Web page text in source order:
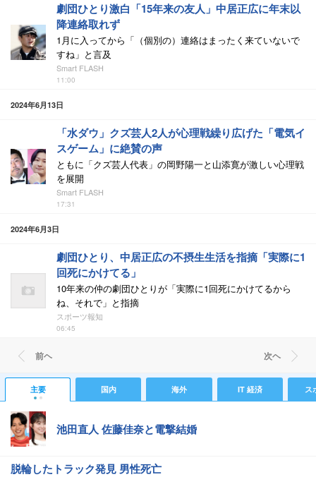
劇団ひとり激白「15年来の友人」中居正広に年末以
降連絡取れず
1月に入ってから「（個別の）連絡はまったく来ていないで
すね」と言及
Smart FLASH
11:00
2024年6月13日
「水ダウ」クズ芸人2人が心理戦繰り広げた「電気イ
スゲーム」に絶賛の声
ともに「クズ芸人代表」の岡野陽一と山添寛が激しい心理戦
を展開
Smart FLASH
17:31
2024年6月3日
劇団ひとり、中居正広の不摂生生活を指摘「実際に1
回死にかけてる」
10年来の仲の劇団ひとりが「実際に1回死にかけてるから
ね、それで」と指摘
スポーツ報知
06:45
前ヘ 次ヘ
主要 国内 海外 IT 経済 ス
池田直人 佐藤佳奈と電撃結婚
脱輪したトラック発見 男性死亡